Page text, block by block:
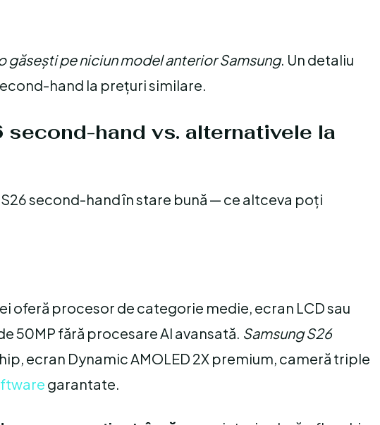
găsești pe niciun model anterior Samsung. Un detaliu
hand la prețuri similare.
hand vs. alternativele la
second-hand în stare bună — ce altceva poți
procesor de categorie medie, ecran LCD sau
50MP fără procesare AI avansată. Samsung S26
ecran Dynamic AMOLED 2X premium, cameră triple
garantate.